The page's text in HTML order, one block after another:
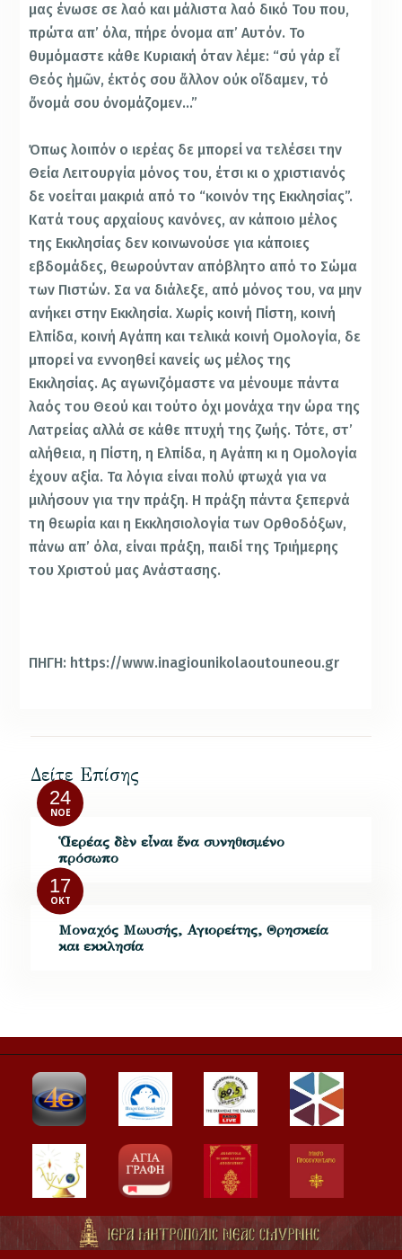
μας ένωσε σε λαό και μάλιστα λαό δικό Του που,
πρώτα απ’ όλα, πήρε όνομα απ’ Αυτόν. Το
θυμόμαστε κάθε Κυριακή όταν λέμε: “σύ γάρ εἶ
Θεός ἡμῶν, ἐκτός σου ἄλλον οὐκ οἴδαμεν, τό
ὄνομά σου ὀνομάζομεν…”
Όπως λοιπόν ο ιερέας δε μπορεί να τελέσει την
Θεία Λειτουργία μόνος του, έτσι κι ο χριστιανός
δε νοείται μακριά από το “κοινόν της Εκκλησίας”.
Κατά τους αρχαίους κανόνες, αν κάποιο μέλος
της Εκκλησίας δεν κοινωνούσε για κάποιες
εβδομάδες, θεωρούνταν απόβλητο από το Σώμα
των Πιστών. Σα να διάλεξε, από μόνος του, να μην
ανήκει στην Εκκλησία. Χωρίς κοινή Πίστη, κοινή
Ελπίδα, κοινή Αγάπη και τελικά κοινή Ομολογία, δε
μπορεί να εννοηθεί κανείς ως μέλος της
Εκκλησίας. Ας αγωνιζόμαστε να μένουμε πάντα
λαός του Θεού και τούτο όχι μονάχα την ώρα της
Λατρείας αλλά σε κάθε πτυχή της ζωής. Τότε, στ’
αλήθεια, η Πίστη, η Ελπίδα, η Αγάπη κι η Ομολογία
έχουν αξία. Τα λόγια είναι πολύ φτωχά για να
μιλήσουν για την πράξη. Η πράξη πάντα ξεπερνά
τη θεωρία και η Εκκλησιολογία των Ορθοδόξων,
πάνω απ’ όλα, είναι πράξη, παιδί της Τριήμερης
του Χριστού μας Ανάστασης.
ΠΗΓΗ: https://www.inagiounikolaoutouneou.gr
Δείτε Επίσης
24
ΝΟΈ
Ὁ Ἱερέας δὲν εἶναι ἕνα συνηθισμένο
πρόσωπο
17
ΟΚΤ
Μοναχός Μωυσής, Αγιορείτης, Θρησκεία
και εκκλησία